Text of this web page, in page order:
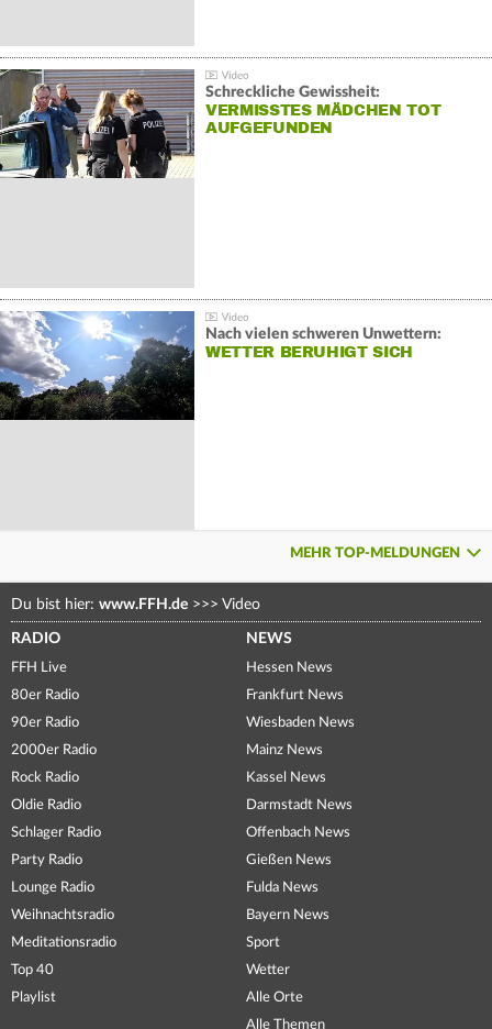
Schreckliche Gewissheit:
VERMISSTES MÄDCHEN TOT
AUFGEFUNDEN
Nach vielen schweren Unwettern:
WETTER BERUHIGT SICH
MEHR TOP-MELDUNGEN
Du bist hier: www.FFH.de >>> Video
RADIO
FFH Live
80er Radio
90er Radio
2000er Radio
Rock Radio
Oldie Radio
Schlager Radio
Party Radio
Lounge Radio
Weihnachtsradio
Meditationsradio
Top 40
Playlist
NEWS
Hessen News
Frankfurt News
Wiesbaden News
Mainz News
Kassel News
Darmstadt News
Offenbach News
Gießen News
Fulda News
Bayern News
Sport
Wetter
Alle Orte
Alle Themen